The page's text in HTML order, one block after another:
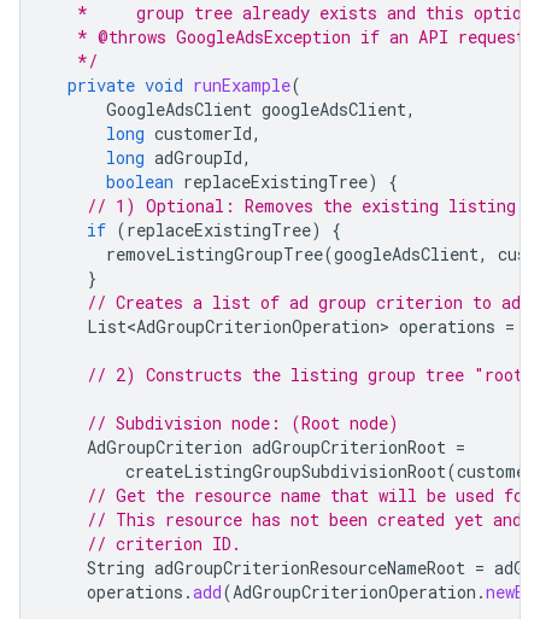
*     group tree already exists and this option
* @throws GoogleAdsException if an API request
   */
private void runExample(
GoogleAdsClient googleAdsClient,
long customerId,
long adGroupId,
boolean replaceExistingTree)
{
// 1) Optional: Removes the existing listing
if (replaceExistingTree)
{
removeListingGroupTree(googleAdsClient,
}
// Creates a list of ad group criterion to
List<AdGroupCriterionOperation> operations =
// 2) Constructs the listing group tree "root"
// Subdivision node: (Root node)
AdGroupCriterion adGroupCriterionRoot =
createListingGroupSubdivisionRoot(
// Get the resource name that will be used
// This resource has not been created yet
// criterion ID.
String adGroupCriterionResourceNameRoot =
operations .add(AdGroupCriterionOperation .